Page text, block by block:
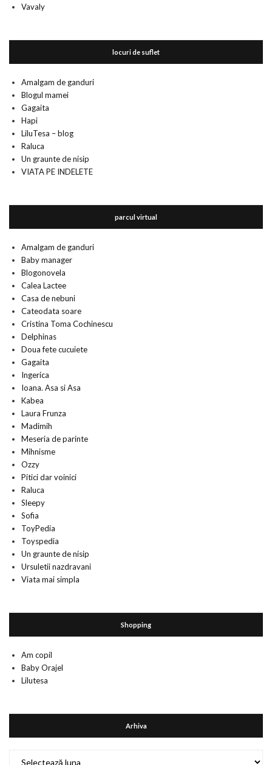
Vavaly
locuri de suflet
Amalgam de ganduri
Blogul mamei
Gagaita
Hapi
LiluTesa – blog
Raluca
Un graunte de nisip
VIATA PE INDELETE
parcul virtual
Amalgam de ganduri
Baby manager
Blogonovela
Calea Lactee
Casa de nebuni
Cateodata soare
Cristina Toma Cochinescu
Delphinas
Doua fete cucuiete
Gagaita
Ingerica
Ioana. Asa si Asa
Kabea
Laura Frunza
Madimih
Meseria de parinte
Mihnisme
Ozzy
Pitici dar voinici
Raluca
Sleepy
Sofia
ToyPedia
Toyspedia
Un graunte de nisip
Ursuletii nazdravani
Viata mai simpla
Shopping
Am copil
Baby Orajel
Lilutesa
Arhiva